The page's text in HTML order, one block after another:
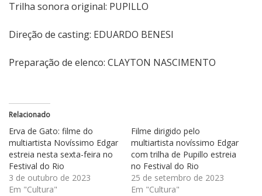
Trilha sonora original: PUPILLO
Direção de casting: EDUARDO BENESI
Preparação de elenco: CLAYTON NASCIMENTO
Relacionado
Erva de Gato: filme do
multiartista Novíssimo Edgar
estreia nesta sexta-feira no
Festival do Rio
3 de outubro de 2023
Em "Cultura"
Filme dirigido pelo
multiartista novíssimo Edgar
com trilha de Pupillo estreia
no Festival do Rio
25 de setembro de 2023
Em "Cultura"